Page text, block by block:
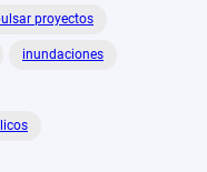
proyectos
inundaciones